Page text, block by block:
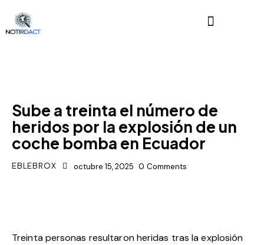
Sube a treinta el número de
heridos por la explosión de un
coche bomba en Ecuador
EBLEBROX octubre 15, 2025 0 Comments
Treinta personas resultaron heridas tras la explosión